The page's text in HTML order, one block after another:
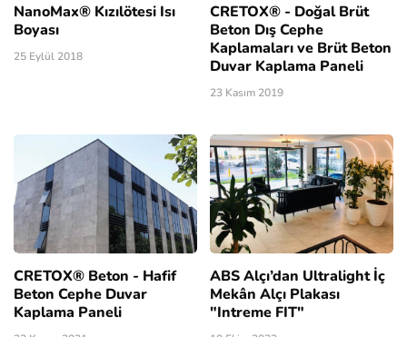
NanoMax® Kızılötesi Isı
Boyası
25 Eylül 2018
CRETOX® - Doğal Brüt
Beton Dış Cephe
Kaplamaları ve Brüt Beton
Duvar Kaplama Paneli
23 Kasım 2019
CRETOX® Beton - Hafif
Beton Cephe Duvar
Kaplama Paneli
ABS Alçı’dan Ultralight İç
Mekân Alçı Plakası
"Intreme FIT"